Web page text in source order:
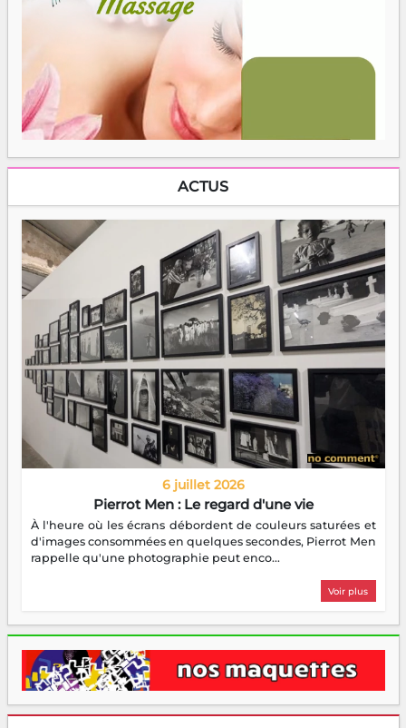
ACTUS
6 juillet 2026
Pierrot Men : Le regard d'une vie
À l'heure où les écrans débordent de couleurs saturées et
d'images consommées en quelques secondes, Pierrot Men
rappelle qu'une photographie peut enco...
Voir plus